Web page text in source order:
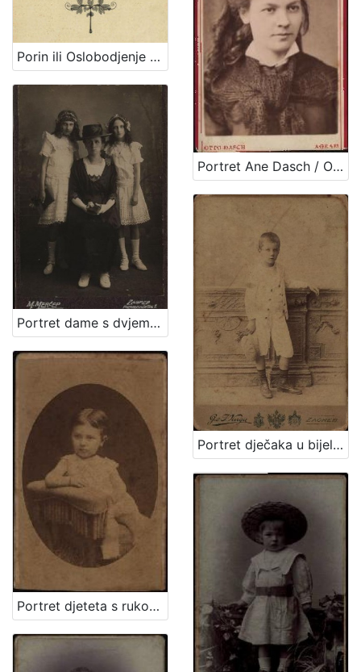
Porin ili Oslobodjenje Hrvata ispod franačkog jarma : junačka opera u 5 čina / Uglazbio Vatroslav Lisinski ; [libreto] dr. Dimitrije Demeter ; glasovirsku udesbu složio Srećko Albini
Portret Ane Dasch / Otto Dasch
Portret dame s dvjema djevojčicama / M. Merćep ; [izradio] Atelie M. Merćep
Portret dječaka u bijelom odijelu / G. & I.Varga
Portret djeteta s rukom oslonjenom na naslon / Ivan Standl